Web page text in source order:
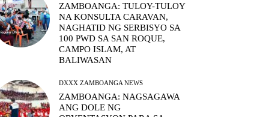
ZAMBOANGA: TULOY-TULOY
NA KONSULTA CARAVAN,
NAGHATID NG SERBISYO SA
100 PWD SA SAN ROQUE,
CAMPO ISLAM, AT
BALIWASAN
DXXX ZAMBOANGA NEWS
ZAMBOANGA: NAGSAGAWA
ANG DOLE NG